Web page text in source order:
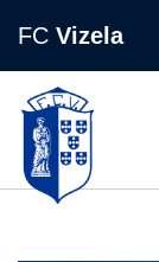
FC Vizela